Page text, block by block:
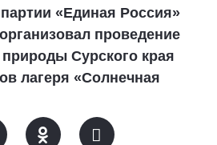
«Единая Россия»
проведение
природы Сурского края
лагеря «Солнечная